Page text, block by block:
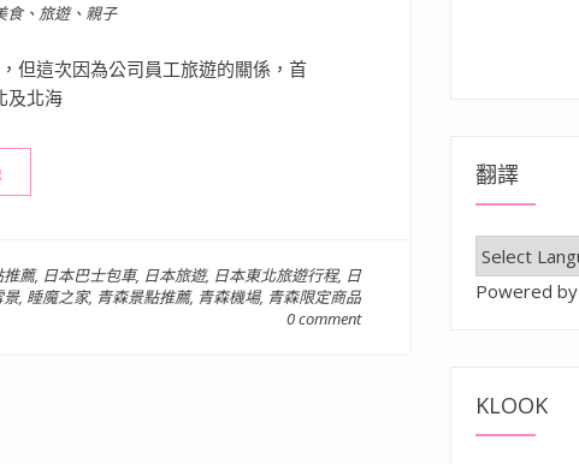
、旅遊、親子
但這次因為公司員工旅遊的關係，首
及北海
“【日本旅遊】日本東北(青森/岩手/秋田)、北海道五天四夜 – First Day”
推薦, 日本巴士包車, 日本旅遊, 日本東北旅遊行程, 日
景, 睡魔之家, 青森景點推薦, 青森機場, 青森限定商品
0 comment
翻譯
Powered by
KLOOK